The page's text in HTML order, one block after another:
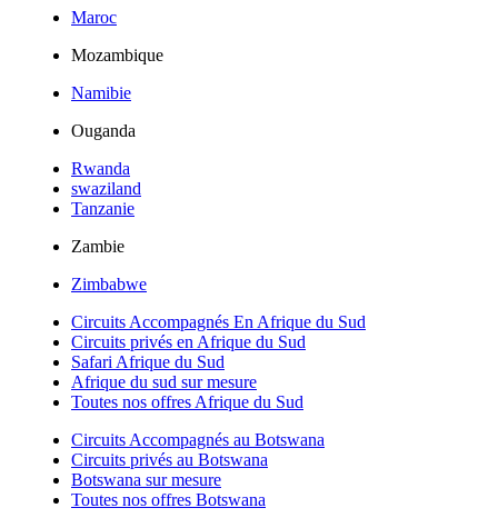
Maroc
Mozambique
Namibie
Ouganda
Rwanda
swaziland
Tanzanie
Zambie
Zimbabwe
Circuits Accompagnés En Afrique du Sud
Circuits privés en Afrique du Sud
Safari Afrique du Sud
Afrique du sud sur mesure
Toutes nos offres Afrique du Sud
Circuits Accompagnés au Botswana
Circuits privés au Botswana
Botswana sur mesure
Toutes nos offres Botswana